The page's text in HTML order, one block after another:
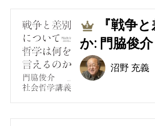
3
『戦争
か: 門脇俊
沼野 充義